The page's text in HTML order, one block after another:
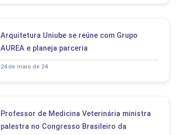
Arquitetura Uniube se reúne com Grupo
AUREA e planeja parceria
24 de maio de 24
Professor de Medicina Veterinária ministra
palestra no Congresso Brasileiro da